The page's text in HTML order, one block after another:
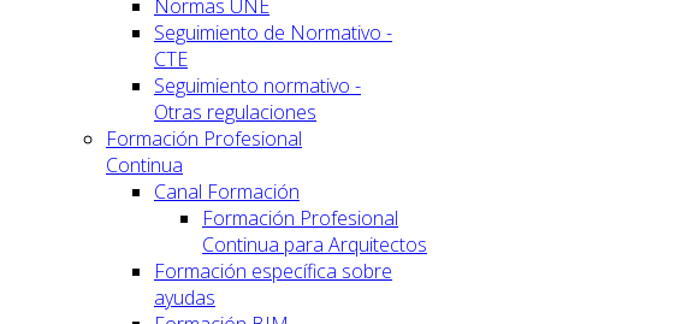
Normas UNE
Seguimiento de Normativo -
CTE
Seguimiento normativo -
Otras regulaciones
Formación Profesional
Continua
Canal Formación
Formación Profesional
Continua para Arquitectos
Formación específica sobre
ayudas